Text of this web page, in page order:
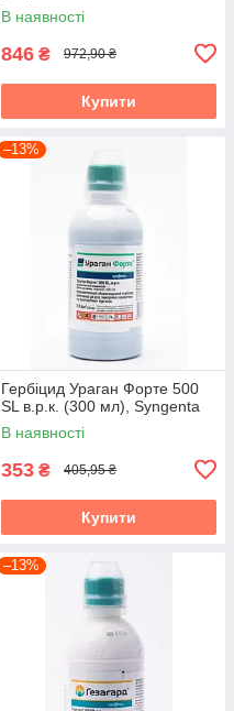
В наявності
846 ₴ 972,90 ₴
Купити
–13%
Гербіцид Ураган Форте 500
SL в.р.к. (300 мл), Syngenta
В наявності
353 ₴ 405,95 ₴
Купити
–13%